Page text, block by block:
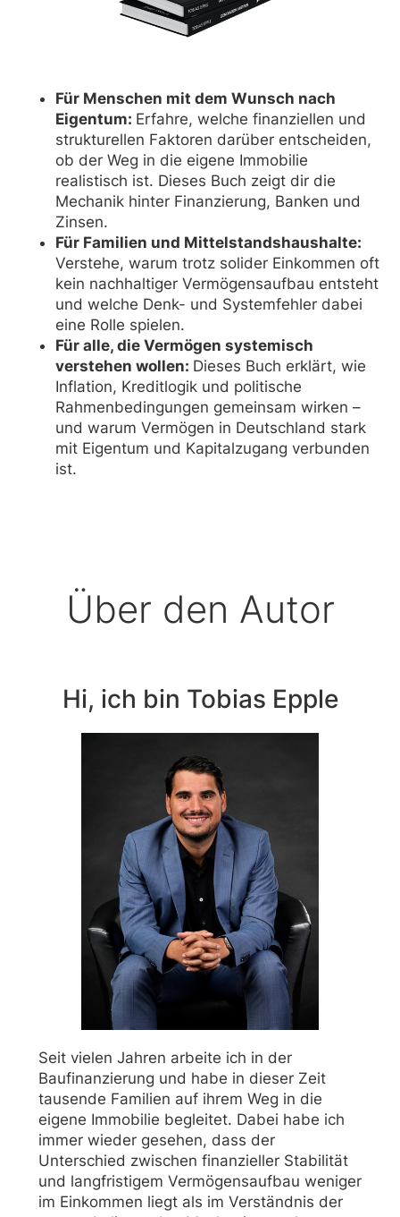
Für Menschen mit dem Wunsch nach
Eigentum: Erfahre, welche finanziellen und
strukturellen Faktoren darüber entscheiden,
ob der Weg in die eigene Immobilie
realistisch ist. Dieses Buch zeigt dir die
Mechanik hinter Finanzierung, Banken und
Zinsen.
Für Familien und Mittelstandshaushalte:
Verstehe, warum trotz solider Einkommen oft
kein nachhaltiger Vermögensaufbau entsteht
und welche Denk- und Systemfehler dabei
eine Rolle spielen.
Für alle, die Vermögen systemisch
verstehen wollen: Dieses Buch erklärt, wie
Inflation, Kreditlogik und politische
Rahmenbedingungen gemeinsam wirken –
und warum Vermögen in Deutschland stark
mit Eigentum und Kapitalzugang verbunden
ist.
Über den Autor
Hi, ich bin Tobias Epple
Seit vielen Jahren arbeite ich in der
Baufinanzierung und habe in dieser Zeit
tausende Familien auf ihrem Weg in die
eigene Immobilie begleitet. Dabei habe ich
immer wieder gesehen, dass der
Unterschied zwischen finanzieller Stabilität
und langfristigem Vermögensaufbau weniger
im Einkommen liegt als im Verständnis der